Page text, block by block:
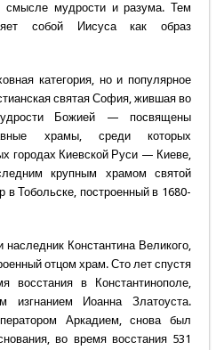
мудрости и разума. Тем
собой Иисуса как образ
категория, но и популярное
святая София, жившая во
Божией — посвящены
храмы, среди которых
городах Киевской Руси — Киеве,
крупным храмом святой
Тобольске, построенный в 1680-
Константина Великого,
отцом храм. Сто лет спустя
восстания в Константинополе,
изгнанием Иоанна Златоуста.
Аркадием, снова был
во время восстания 531